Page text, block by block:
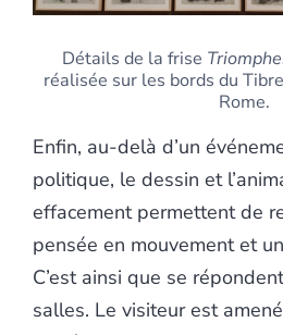
Détails de la frise
réalisée sur les bords du
Rome.
Enfin, au-delà d’un
politique, le dessin et
effacement permettent de
pensée en mouvement et
C’est ainsi que se
salles. Le visiteur est